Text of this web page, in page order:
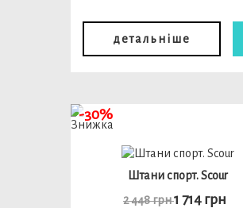
детальніше
Штани спорт. Scour
2 448 грн1 714 грн
-30%